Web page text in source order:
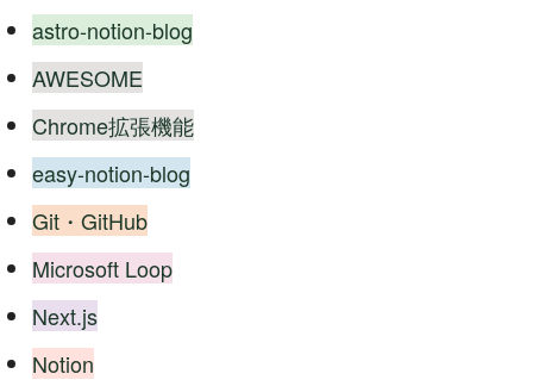
astro-notion-blog
AWESOME
Chrome拡張機能
easy-notion-blog
Git・GitHub
Microsoft Loop
Next.js
Notion